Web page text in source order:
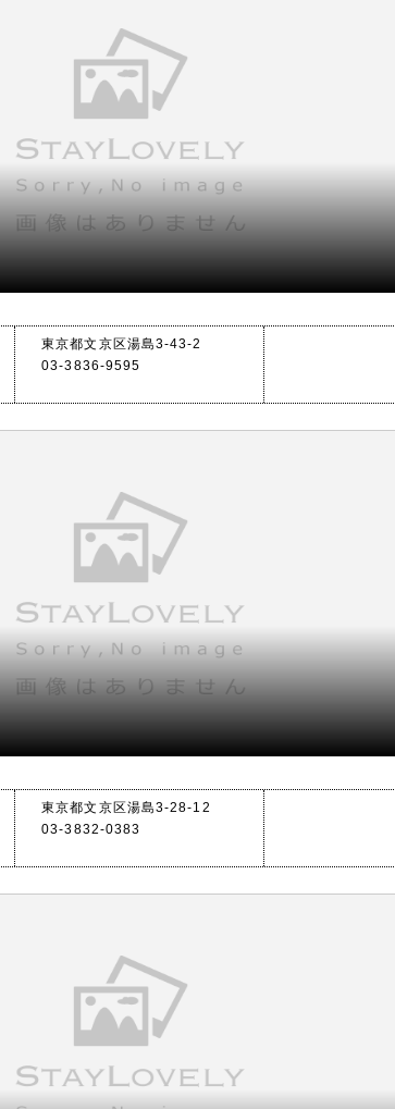
東京都文京区湯島3-43-2
03-3836-9595
東京都文京区湯島3-28-12
03-3832-0383